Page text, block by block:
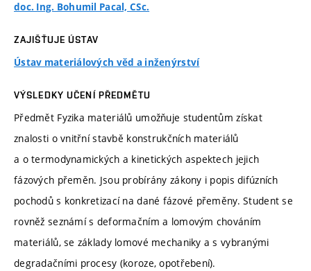
doc. Ing. Bohumil Pacal, CSc.
ZAJIŠŤUJE ÚSTAV
Ústav materiálových věd a inženýrství
VÝSLEDKY UČENÍ PŘEDMĚTU
Předmět Fyzika materiálů umožňuje studentům získat
znalosti o vnitřní stavbě konstrukčních materiálů
a o termodynamických a kinetických aspektech jejich
fázových přeměn. Jsou probírány zákony i popis difúzních
pochodů s konkretizací na dané fázové přeměny. Student se
rovněž seznámí s deformačním a lomovým chováním
materiálů, se základy lomové mechaniky a s vybranými
degradačními procesy (koroze, opotřebení).